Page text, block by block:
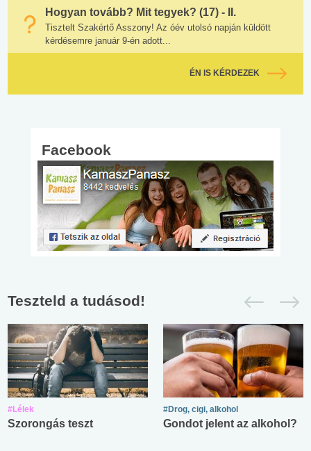
Hogyan tovább? Mit tegyek? (17) - II.
Tisztelt Szakértő Asszony! Az óév utolsó napján küldött
kérdésemre január 9-én adott...
ÉN IS KÉRDEZEK
Facebook
Teszteld a tudásod!
#Lélek
Szorongás teszt
#Drog, cigi, alkohol
Gondot jelent az alkohol?